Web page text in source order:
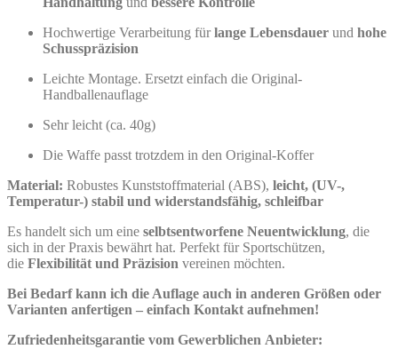
Hochwertige Verarbeitung fürlange Lebensdauer und hohe
Schusspräzision
Leichte Montage. Ersetzt einfach die Original-
Handballenauflage
Sehr leicht (ca. 40g)
Die Waffe passt trotzdem in den Original-Koffer
Material: Robustes Kunststoffmaterial (ABS), leicht, (UV-,
Temperatur-) stabil und widerstandsfähig, schleifbar
Es handelt sich um eine selbtsentworfene Neuentwicklung, die
sich in der Praxis bewährt hat. Perfekt für Sportschützen,
die Flexibilität und Präzision vereinen möchten.
Bei Bedarf kann ich die Auflage auch in anderen Größen oder
Varianten anfertigen – einfach Kontakt aufnehmen!
Zufriedenheitsgarantie vom Gewerblichen Anbieter: